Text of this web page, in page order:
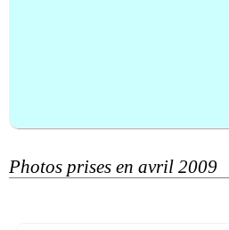
Photos prises en avril 2009